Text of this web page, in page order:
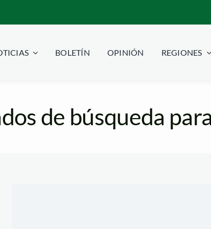
BOLETÍN OPINIÓN REGIONES
de búsqueda